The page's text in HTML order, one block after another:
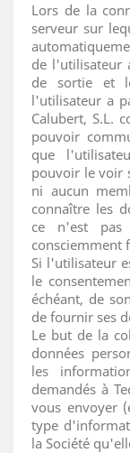
Lors de la
serveur sur
de l'utilisateur
de sortie et
l'utilisateur a
Calubert, S.L.
pouvoir
que
pouvoir le voir
ni aucun
connaître les
ce n'est
consciemment
Si l'utilisateur
le
échéant, de
de fournir ses
Le but de la
données
les
demandés à
vous envoyer
type
la Société